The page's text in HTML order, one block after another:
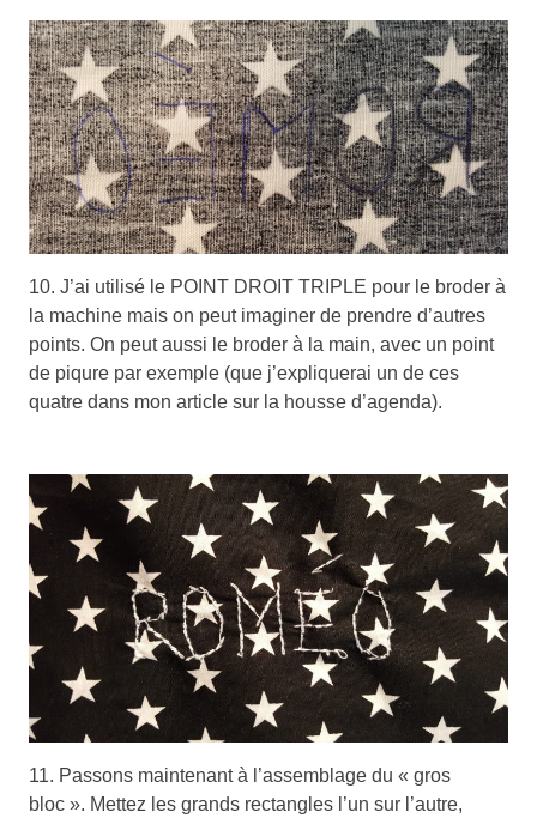
10. J’ai utilisé le POINT DROIT TRIPLE pour le broder à
la machine mais on peut imaginer de prendre d’autres
points. On peut aussi le broder à la main, avec un point
de piqure par exemple (que j’expliquerai un de ces
quatre dans mon article sur la housse d’agenda).
11. Passons maintenant à l’assemblage du « gros
bloc ». Mettez les grands rectangles l’un sur l’autre,